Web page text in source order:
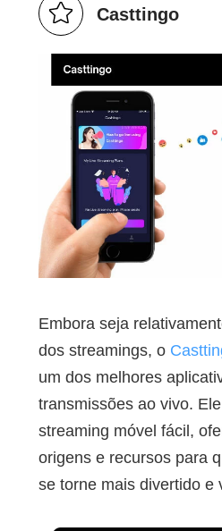
Casttingo
Embora seja
dos streamings, o
um dos melhores
transmissões ao vivo.
streaming móvel fácil,
origens e recursos para
se torne mais divertido e